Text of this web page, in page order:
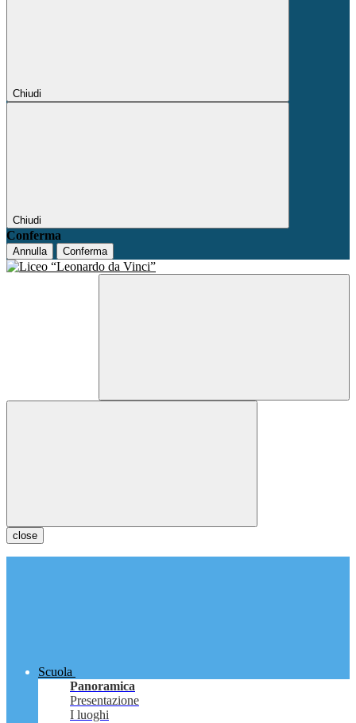
Chiudi
Chiudi
Conferma
Annulla Conferma
close
Scuola
Panoramica
Presentazione
I luoghi